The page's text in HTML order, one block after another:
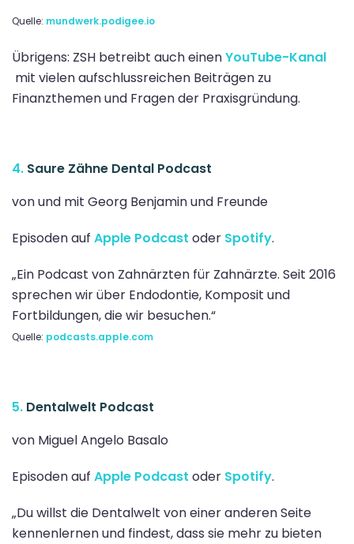
Quelle: mundwerk.podigee.io
Übrigens: ZSH betreibt auch einenYouTube-Kanal
mit vielen aufschlussreichen Beiträgen zu
Finanzthemen und Fragen der Praxisgründung.
4. Saure Zähne Dental Podcast
von und mit Georg Benjamin und Freunde
Episoden auf Apple Podcast oder Spotify.
„Ein Podcast von Zahnärzten für Zahnärzte. Seit 2016
sprechen wir über Endodontie, Komposit und
Fortbildungen, die wir besuchen.“
Quelle: podcasts.apple.com
5. Dentalwelt Podcast
von Miguel Angelo Basalo
Episoden auf Apple Podcast oder Spotify.
„Du willst die Dentalwelt von einer anderen Seite
kennenlernen und findest, dass sie mehr zu bieten